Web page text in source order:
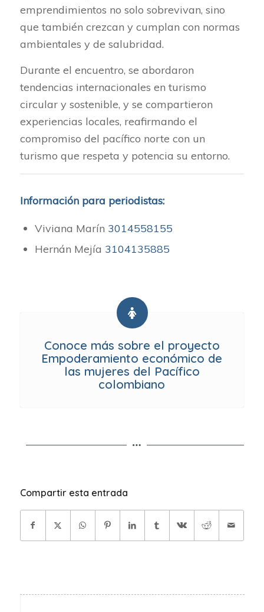
emprendimientos no solo sobrevivan, sino
que también crezcan y cumplan con normas
ambientales y de salubridad.
Durante el encuentro, se abordaron
tendencias internacionales en turismo
circular y sostenible, y se compartieron
experiencias locales, reafirmando el
compromiso del pacífico norte con un
turismo que respeta y potencia su entorno.
Información para periodistas:
Viviana Marín 3014558155
Hernán Mejía 3104135885
Conoce más sobre el proyecto
Empoderamiento económico de
las mujeres del Pacífico
colombiano
Compartir esta entrada